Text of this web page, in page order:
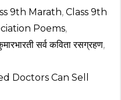
9th Marath, Class 9th
Poems,
सर्व कविता रसग्रहण,
Doctors Can Sell